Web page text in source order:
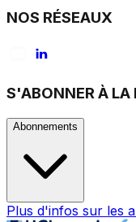
NOS RÉSEAUX
S'ABONNER À LA
Abonnements
Plus d'infos sur les